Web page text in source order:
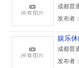
成都普
发布者：
娱乐
成都普
发布者：